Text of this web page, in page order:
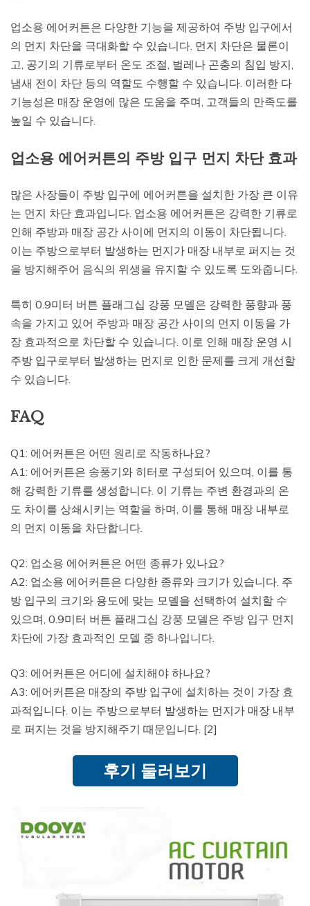
업소용 에어커튼은 다양한 기능을 제공하여 주방 입구에서
의 먼지 차단을 극대화할 수 있습니다. 먼지 차단은 물론이
고, 공기의 기류로부터 온도 조절, 벌레나 곤충의 침입 방지,
냄새 전이 차단 등의 역할도 수행할 수 있습니다. 이러한 다
기능성은 매장 운영에 많은 도움을 주며, 고객들의 만족도를
높일 수 있습니다.
업소용 에어커튼의 주방 입구 먼지 차단 효과
많은 사장들이 주방 입구에 에어커튼을 설치한 가장 큰 이유
는 먼지 차단 효과입니다. 업소용 에어커튼은 강력한 기류로
인해 주방과 매장 공간 사이에 먼지의 이동이 차단됩니다.
이는 주방으로부터 발생하는 먼지가 매장 내부로 퍼지는 것
을 방지해주어 음식의 위생을 유지할 수 있도록 도와줍니다.
특히 0.9미터 버튼 플래그십 강풍 모델은 강력한 풍향과 풍
속을 가지고 있어 주방과 매장 공간 사이의 먼지 이동을 가
장 효과적으로 차단할 수 있습니다. 이로 인해 매장 운영 시
주방 입구로부터 발생하는 먼지로 인한 문제를 크게 개선할
수 있습니다.
FAQ
Q1: 에어커튼은 어떤 원리로 작동하나요?
A1: 에어커튼은 송풍기와 히터로 구성되어 있으며, 이를 통
해 강력한 기류를 생성합니다. 이 기류는 주변 환경과의 온
도 차이를 상쇄시키는 역할을 하며, 이를 통해 매장 내부로
의 먼지 이동을 차단합니다.
Q2: 업소용 에어커튼은 어떤 종류가 있나요?
A2: 업소용 에어커튼은 다양한 종류와 크기가 있습니다. 주
방 입구의 크기와 용도에 맞는 모델을 선택하여 설치할 수
있으며, 0.9미터 버튼 플래그십 강풍 모델은 주방 입구 먼지
차단에 가장 효과적인 모델 중 하나입니다.
Q3: 에어커튼은 어디에 설치해야 하나요?
A3: 에어커튼은 매장의 주방 입구에 설치하는 것이 가장 효
과적입니다. 이는 주방으로부터 발생하는 먼지가 매장 내부
로 퍼지는 것을 방지해주기 때문입니다. [2]
후기 둘러보기